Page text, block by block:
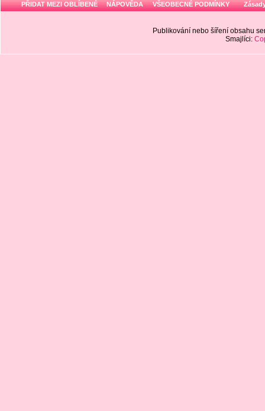
PŘIDAT MEZI OBLÍBENÉ NÁPOVĚDA VŠEOBECNÉ PODMÍNKY
Publikování nebo šíření obsahu
Smajlíci: